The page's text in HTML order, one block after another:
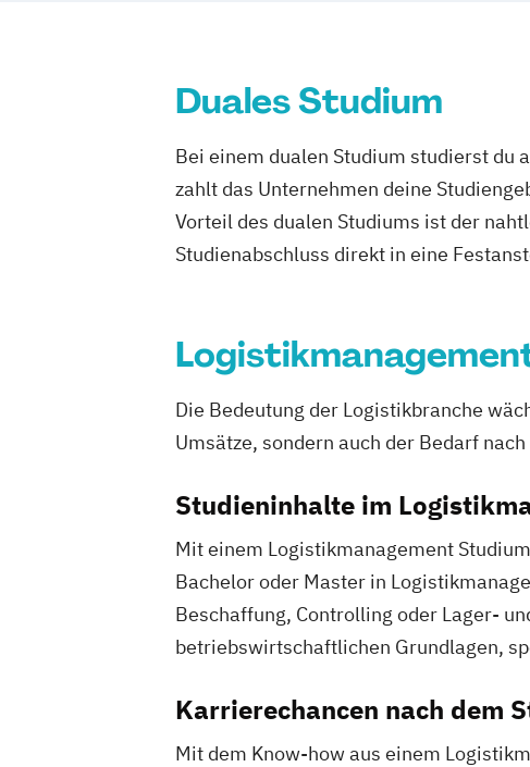
Duales Studium
Bei einem dualen Studium studierst du
zahlt das Unternehmen deine
Vorteil des dualen Studiums ist der
Studienabschluss direkt in eine
Die Bedeutung der Logistikbranche
Umsätze, sondern auch der Bedarf
Studieninhalte im
Mit einem Logistikmanagement
Bachelor oder Master in
Beschaffung, Controlling oder Lager-
betriebswirtschaftlichen Grundlagen,
Karrierechancen nach dem
Mit dem Know-how aus einem